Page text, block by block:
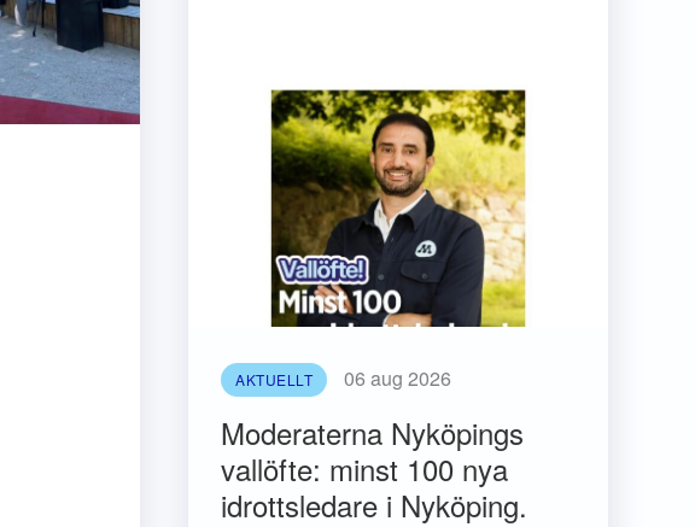
AKTUELLT 06 aug 2026
Moderaterna Nyköpings
vallöfte: minst 100 nya
idrottsledare i Nyköping.